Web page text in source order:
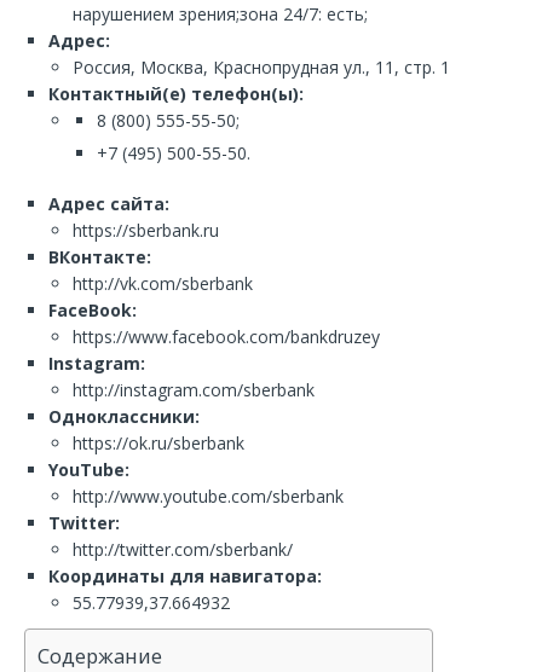
нарушением зрения;зона 24/7: есть;
Адрес:
Россия, Москва, Краснопрудная ул., 11, стр. 1
Контактный(е) телефон(ы):
8 (800) 555-55-50;
+7 (495) 500-55-50.
Адрес сайта:
https://sberbank.ru
ВКонтакте:
http://vk.com/sberbank
FaceBook:
https://www.facebook.com/bankdruzey
Instagram:
http://instagram.com/sberbank
Одноклассники:
https://ok.ru/sberbank
YouTube:
http://www.youtube.com/sberbank
Twitter:
http://twitter.com/sberbank/
Координаты для навигатора:
55.77939,37.664932
Содержание